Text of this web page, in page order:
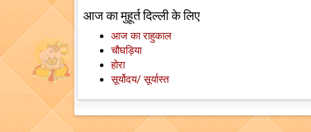
आज का मुहूर्त दिल्ली के लिए
आज का राहुकाल
चौघड़िया
होरा
सूर्योदय/ सूर्यास्त